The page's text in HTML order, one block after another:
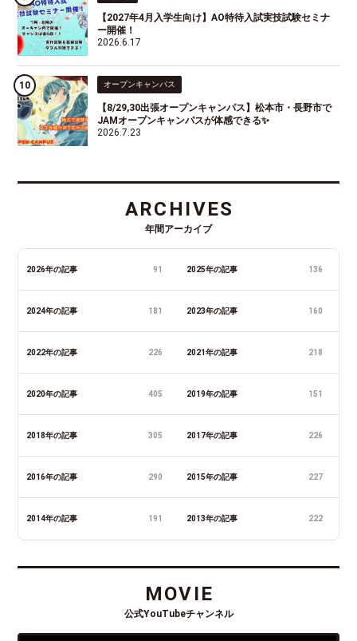
【2027年4月入学生向け】AO特待入試実技試験セミナ
ー開催！
2026.6.17
オープンキャンパス
【8/29,30出張オープンキャンパス】松本市・長野市で
JAMオープンキャンパスが体感できる✨
2026.7.23
ARCHIVES
年間アーカイブ
2026年の記事 91 2025年の記事 136
2024年の記事 181 2023年の記事 160
2022年の記事 226 2021年の記事 218
2020年の記事 405 2019年の記事 151
2018年の記事 305 2017年の記事 226
2016年の記事 290 2015年の記事 227
2014年の記事 191 2013年の記事 222
MOVIE
公式YouTubeチャンネル